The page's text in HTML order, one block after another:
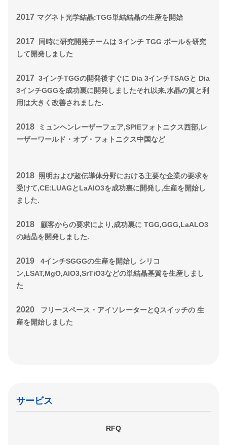
2017 マグネト光学結晶:TGG単結結晶の生産を開始
2017
同時に研究開発チームは 3インチ TGG ボールを研究
して開発しました
2017 3インチTGGの開発後すぐに Dia 3インチTSAGと Dia
3インチGGGを成功裏に開発しましたそれ以来,水晶の質と利
用は大きく改善されました.
2018
ミュンヘンレーザーフェア,SPIEフォトニクス西部,レ
ーザーワールド・オブ・フォトニクス中国など
2018 照明および超伝導体分野における主要な企業の要求を
受けて,CE:LUAGとLaAlO3を成功裏に開発し,生産を開始し
ました.
2018
顧客からの要求により,成功裏に TGG,GGG,LaALO3
の結晶を開発しました.
2019
4インチSGGGの生産を開始し シリコ
ン,LSAT,MgO,AlO3,SrTiO3などの単結晶基質を生産しまし
た
2020
フリースペース・アイソレーターとQスイッチの 生
産を開始しました
サービス
RFQ